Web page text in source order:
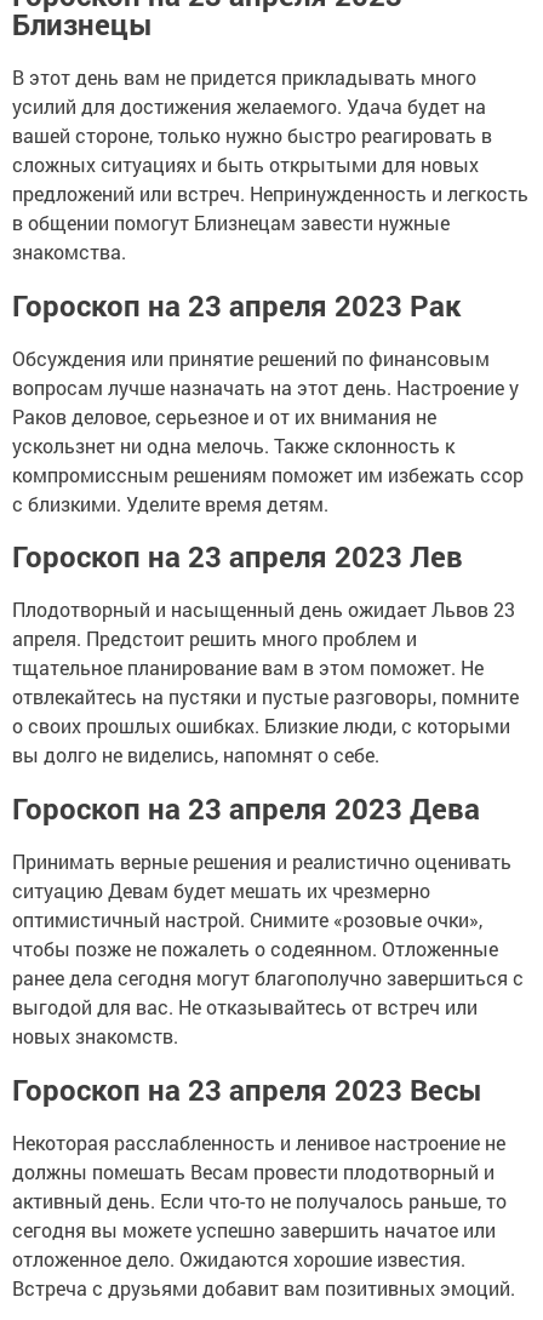
Близнецы
В этот день вам не придется прикладывать много
усилий для достижения желаемого. Удача будет на
вашей стороне, только нужно быстро реагировать в
сложных ситуациях и быть открытыми для новых
предложений или встреч. Непринужденность и легкость
в общении помогут Близнецам завести нужные
знакомства.
Гороскоп на 23 апреля 2023 Рак
Обсуждения или принятие решений по финансовым
вопросам лучше назначать на этот день. Настроение у
Раков деловое, серьезное и от их внимания не
ускользнет ни одна мелочь. Также склонность к
компромиссным решениям поможет им избежать ссор
с близкими. Уделите время детям.
Гороскоп на 23 апреля 2023 Лев
Плодотворный и насыщенный день ожидает Львов 23
апреля. Предстоит решить много проблем и
тщательное планирование вам в этом поможет. Не
отвлекайтесь на пустяки и пустые разговоры, помните
о своих прошлых ошибках. Близкие люди, с которыми
вы долго не виделись, напомнят о себе.
Гороскоп на 23 апреля 2023 Дева
Принимать верные решения и реалистично оценивать
ситуацию Девам будет мешать их чрезмерно
оптимистичный настрой. Снимите «розовые очки»,
чтобы позже не пожалеть о содеянном. Отложенные
ранее дела сегодня могут благополучно завершиться с
выгодой для вас. Не отказывайтесь от встреч или
новых знакомств.
Гороскоп на 23 апреля 2023 Весы
Некоторая расслабленность и ленивое настроение не
должны помешать Весам провести плодотворный и
активный день. Если что-то не получалось раньше, то
сегодня вы можете успешно завершить начатое или
отложенное дело. Ожидаются хорошие известия.
Встреча с друзьями добавит вам позитивных эмоций.